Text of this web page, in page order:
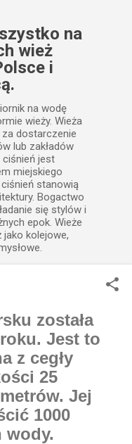
na
wież
i
na wodę
wieży. Wieża
dostarczenie
lub zakładów
ciśnień jest
miejskiego
stanowią
Bogactwo
się stylów i
epok. Wieże
kolejowe,
została
Jest to
z cegły
25
Jej
1000
wody.